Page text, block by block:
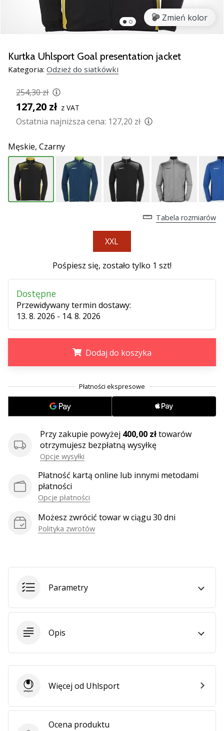
Świąteczne
prezenty
–
Nasze
porady
pomogą
Ci
wybrać
idealny
Znajdź
buty,
ubrania
i…
Ambasadorem
marki
Weplayvolleyball
Czy
jesteś
fanem
siatkówki,
do
jako
Marki.
Pokaż
wszystkie
artykuły
Zmień kolor
Kurtka Uhlsport Goal presentation jacket
Kategoria: Odzież do siatkówki
254,30 zł
127,20 zł z VAT
Ostatnia najniższa cena: 127,20 zł
Męskie, Czarny
Tabela rozmiarów
XXL
Pośpiesz się, zostało tylko 1 szt!
Dostępne
Przewidywany termin dostawy:
13. 8. 2026 - 14. 8. 2026
Dodaj do koszyka
Przy zakupie powyżej 400,00 złtowarów
otrzymujesz bezpłatną wysyłkę
Opcje wysyłki
Płatność kartą online lub innymi metodami
płatności
Opcje płatności
Możesz zwrócić towar w ciągu 30 dni
Polityka zwrotów
Parametry
Opis
Ocena produktu
UhlsportWięcej od Uhlsport